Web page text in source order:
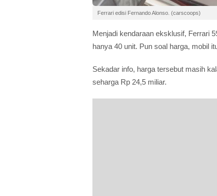
Ferrari edisi Fernando Alonso. (carscoops)
Menjadi kendaraan eksklusif, Ferrari
hanya 40 unit. Pun soal harga, mobil
Sekadar info, harga tersebut masih
seharga Rp 24,5 miliar.